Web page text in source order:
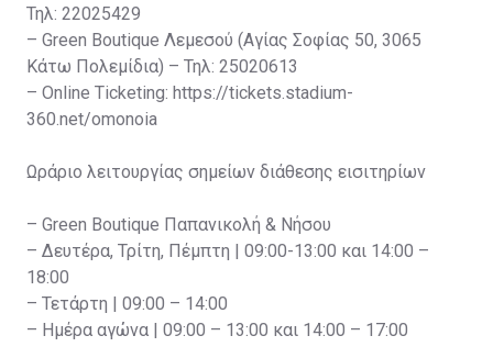
Τηλ: 22025429
– Green Boutique Λεμεσού (Αγίας Σοφίας 50, 3065
Κάτω Πολεμίδια) – Τηλ: 25020613
– Online Ticketing: https://tickets.stadium-
360.net/omonoia
Ωράριο λειτουργίας σημείων διάθεσης εισιτηρίων
– Green Boutique Παπανικολή & Νήσου
– Δευτέρα, Τρίτη, Πέμπτη | 09:00-13:00 και 14:00 –
18:00
– Τετάρτη | 09:00 – 14:00
– Ημέρα αγώνα | 09:00 – 13:00 και 14:00 – 17:00